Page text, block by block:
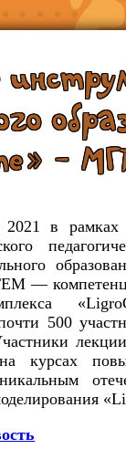
-
в рамках
—
почти 500
курсах